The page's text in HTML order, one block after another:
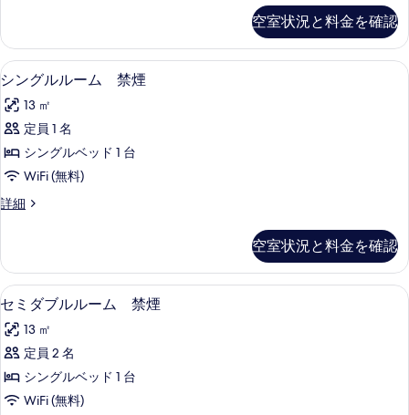
を
表
示
す
る
の
写
真
を
表
示
す
る
細
空室状況と料金を確認
シ
ン
グ
ル
ル
ム
煙
の
す
べ
て
の
写
シングルルーム 禁煙 | デスク、遮
2
シングルルーム 禁煙
13 ㎡
定員 1 名
シングルベッド 1 台
WiFi (無料)
詳細
シ
ル
ー
ム
煙
の
細
空室状況と料金を確認
セ
ミ
ダ
ブ
ル
セミダブルルーム 禁煙 | デスク、
2
セミダブルルーム 禁煙
13 ㎡
定員 2 名
シングルベッド 1 台
WiFi (無料)